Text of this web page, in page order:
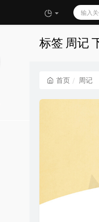
标签 周记
首页 周记